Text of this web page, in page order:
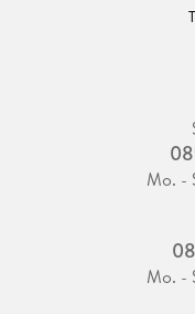
Mo. -
Mo. -